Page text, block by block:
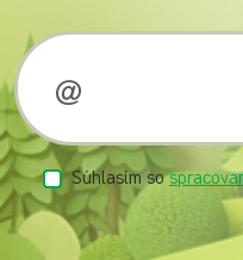
Súhlasím so